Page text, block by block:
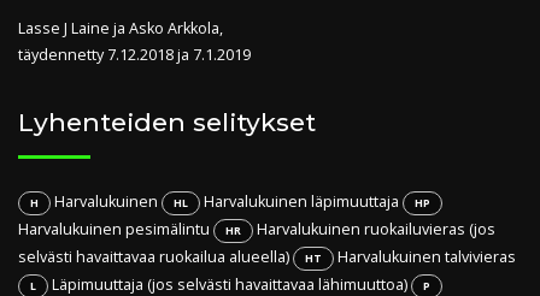
Lasse J Laine ja Asko Arkkola,
täydennetty 7.12.2018 ja 7.1.2019
Lyhenteiden selitykset
H Harvalukuinen HL Harvalukuinen läpimuuttaja HP
Harvalukuinen pesimälintu HR
Harvalukuinen ruokailuvieras (jos
selvästi havaittavaa ruokailua alueella)
HT Harvalukuinen talvivieras
L Läpimuuttaja (jos selvästi havaittavaa lähimuuttoa) P